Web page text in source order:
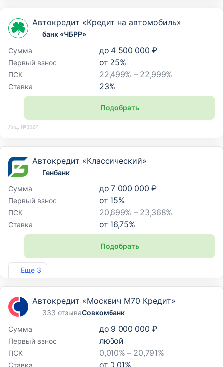
Автокредит «Кредит на автомобиль»
банк «ЧБРР»
Сумма
до 4 500 000 ₽
Первый взнос от 25%
ПСК 22,499% – 22,999%
Ставка 23%
Подобрать
Лиц. №3527
Еще 3
Автокредит «Классический»
Генбанк
Сумма
до 7 000 000 ₽
Первый взнос от 15%
ПСК 20,699% – 23,368%
Ставка от 16,75%
Подобрать
Лиц. №2490
Автокредит «Москвич М70 Кредит»
333 отзываСовкомбанк
Сумма
до 9 000 000 ₽
Первый взнос любой
ПСК 0,010% – 20,791%
Ставка от 0,01%